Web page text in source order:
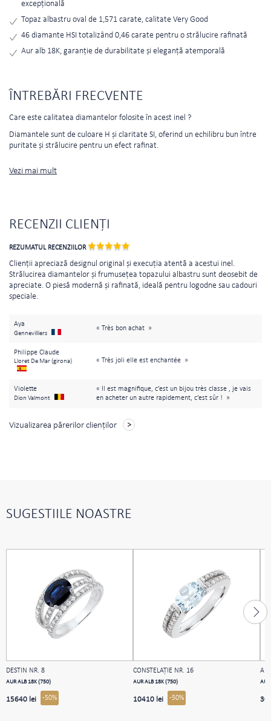
excepțională
Topaz albastru oval de 1,571 carate, calitate Very Good
46 diamante HSI totalizând 0,46 carate pentru o strălucire rafinată
Aur alb 18K, garanție de durabilitate și eleganță atemporală
ÎNTREBĂRI FRECVENTE
Care este calitatea diamantelor folosite în acest inel ?
Diamantele sunt de culoare H și claritate SI, oferind un echilibru bun între
puritate și strălucire pentru un efect rafinat.
Vezi mai mult
RECENZII CLIENȚI
REZUMATUL RECENZIILOR
Clienții apreciază designul original și execuția atentă a acestui inel.
Strălucirea diamantelor și frumusețea topazului albastru sunt deosebit de
apreciate. O piesă modernă și rafinată, ideală pentru logodne sau cadouri
speciale.
Aya
Gennevilliers
« Très bon achat »
Philippe Claude
Lloret De Mar (girona) « Très joli elle est enchantée »
Violette
Dion Valmont
« Il est magnifique, c’est un bijou très classe , je vais
en acheter un autre rapidement, c’est sûr ! »
Vizualizarea părerilor clienţilor
SUGESTIILE NOASTRE
DESTIN NR. 8
AUR ALB 18K (750)
15640 lei -50%
CONSTELAŢIE NR. 16
AUR ALB 18K (750)
10410 lei -50%